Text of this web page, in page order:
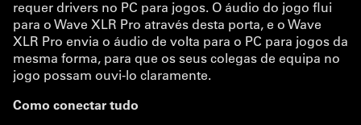
requer drivers no PC para jogos. O áudio do jogo flui
para o Wave XLR Pro através desta porta, e o Wave
XLR Pro envia o áudio de volta para o PC para jogos da
mesma forma, para que os seus colegas de equipa no
jogo possam ouvi-lo claramente.
Como conectar tudo